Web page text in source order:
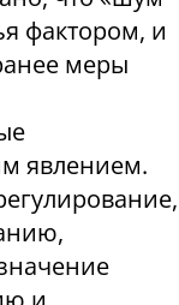
фактором, и
меры
явлением.